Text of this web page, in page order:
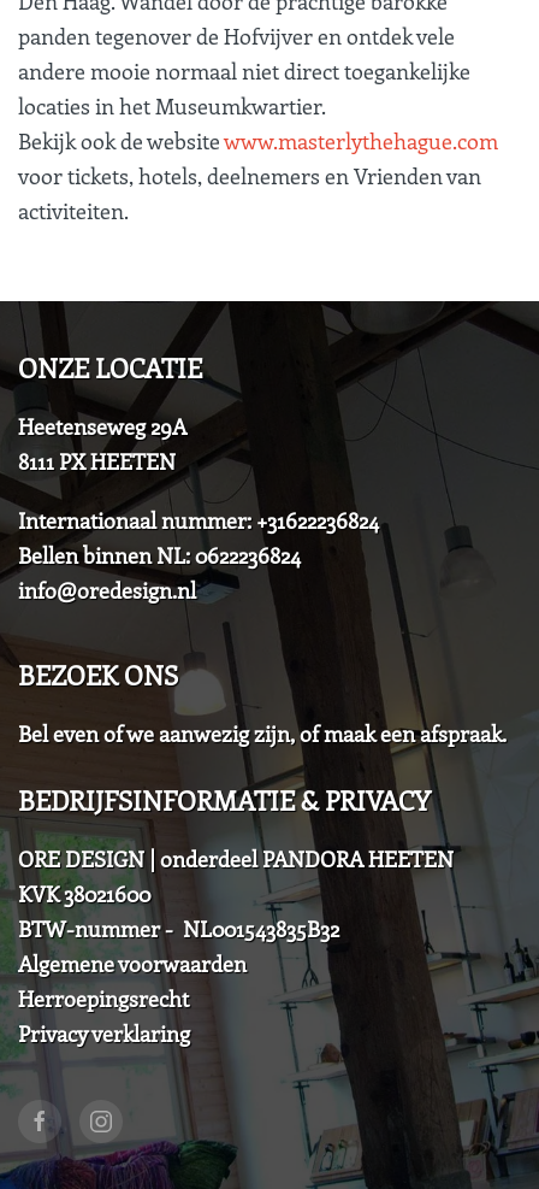
panden tegenover de Hofvijver en ontdek vele
andere mooie normaal niet direct toegankelijke
locaties in het Museumkwartier.
Bekijk ook de websitewww.masterlythehague.com
voor tickets, hotels, deelnemers en Vrienden van
activiteiten.
ONZE LOCATIE
Heetenseweg 29A
8111 PX HEETEN
Internationaal nummer: +31622236824
Bellen binnen NL: 0622236824
info@oredesign.nl
BEZOEK ONS
Bel even of we aanwezig zijn, of maak een afspraak.
BEDRIJFSINFORMATIE & PRIVACY
ORE DESIGN | onderdeel PANDORA HEETEN
KVK 38021600
BTW-nummer - NL001543835B32
Algemene voorwaarden
Herroepingsrecht
Privacy verklaring